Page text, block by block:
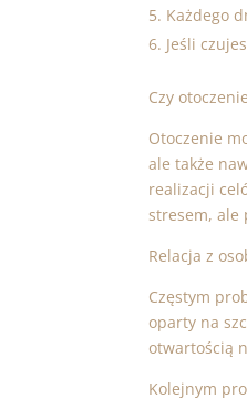
Każdego
Jeśli
Czy
Otoczenie
ale także
realizacji
stresem, ale
Relacja z
Częstym
oparty na
otwartością
Kolejnym